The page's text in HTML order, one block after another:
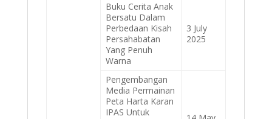
Buku Cerita Anak
Bersatu Dalam
Perbedaan Kisah
Persahabatan
Yang Penuh
Warna
3 July
2025
Pengembangan
Media Permainan
Peta Harta Karan
IPAS Untuk